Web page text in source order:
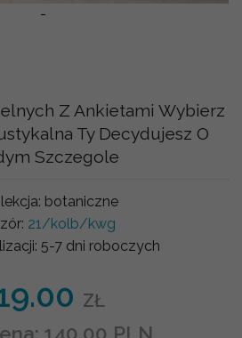
-
Z Ankietami Wybierz
Ty Decydujesz O
Szczegole
botaniczne
21/kolb/kwg
5-7 dni roboczych
ZŁ